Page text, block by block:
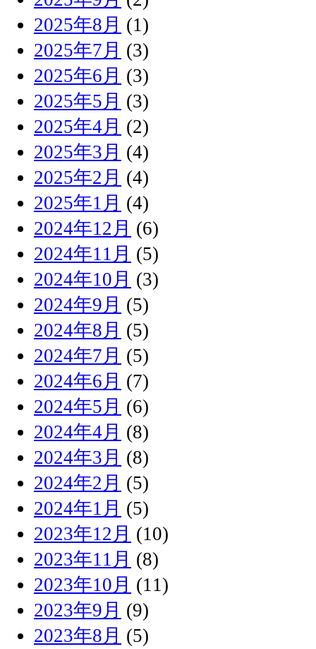
2025年8月 (1)
2025年7月 (3)
2025年6月 (3)
2025年5月 (3)
2025年4月 (2)
2025年3月 (4)
2025年2月 (4)
2025年1月 (4)
2024年12月 (6)
2024年11月 (5)
2024年10月 (3)
2024年9月 (5)
2024年8月 (5)
2024年7月 (5)
2024年6月 (7)
2024年5月 (6)
2024年4月 (8)
2024年3月 (8)
2024年2月 (5)
2024年1月 (5)
2023年12月 (10)
2023年11月 (8)
2023年10月 (11)
2023年9月 (9)
2023年8月 (5)